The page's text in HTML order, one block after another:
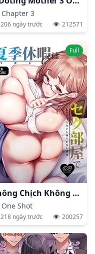
Chapter 3
206 ngày trước 👁️ 212571
Full
Không Chịch Không Thể Thoát Ra
One Shot
218 ngày trước 👁️ 200257